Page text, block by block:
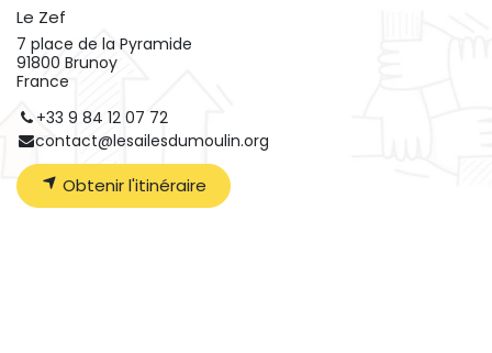
Le Zef
7 place de la Pyramide
91800 Brunoy
France
+33 9 84 12 07 72
contact@lesailesdumoulin.org
Obtenir l'itinéraire